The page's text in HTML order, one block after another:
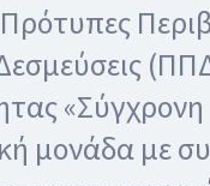
«Σύγχρονη
μονάδα με